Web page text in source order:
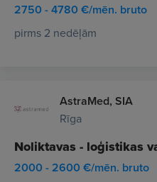
2750 - 4780 €/mēn. bruto
pirms 2 nedēļām
AstraMed, SIA
Rīga
Noliktavas - loģistikas
2000 - 2600 €/mēn. bruto